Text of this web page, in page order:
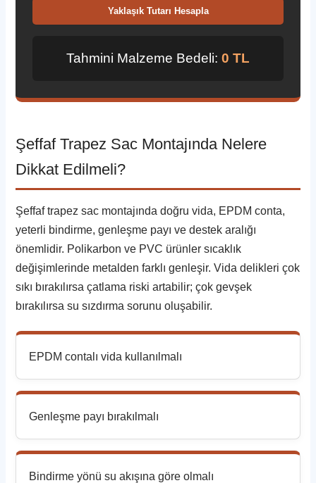
Yaklaşık Tutarı Hesapla
Tahmini Malzeme Bedeli: 0 TL
Şeffaf Trapez Sac Montajında Nelere
Dikkat Edilmeli?
Şeffaf trapez sac montajında doğru vida, EPDM conta,
yeterli bindirme, genleşme payı ve destek aralığı
önemlidir. Polikarbon ve PVC ürünler sıcaklık
değişimlerinde metalden farklı genleşir. Vida delikleri çok
sıkı bırakılırsa çatlama riski artabilir; çok gevşek
bırakılırsa su sızdırma sorunu oluşabilir.
EPDM contalı vida kullanılmalı
Genleşme payı bırakılmalı
Bindirme yönü su akışına göre olmalı